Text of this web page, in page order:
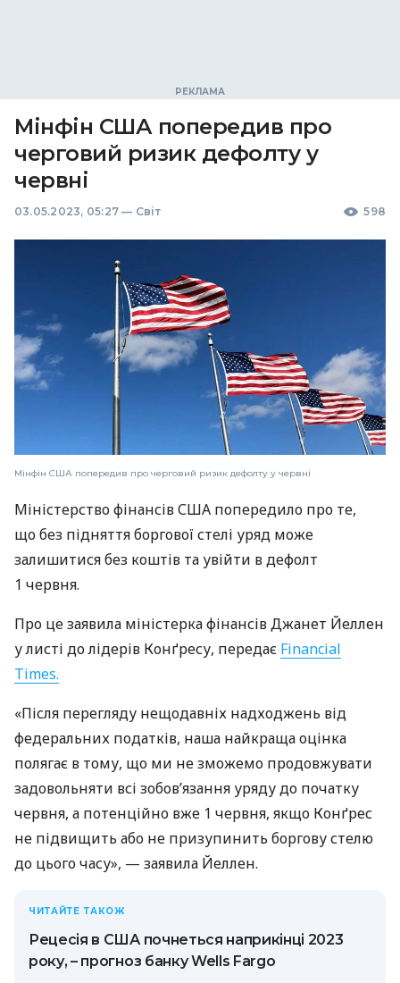
Мінфін США попередив про
черговий ризик дефолту у
червні
03.05.2023, 05:27 — Світ 598
Мінфін США попередив про черговий ризик дефолту у червні
Міністерство фінансів США попередило про те,
що без підняття боргової стелі уряд може
залишитися без коштів та увійти в дефолт
1 червня.
Про це заявила міністерка фінансів Джанет Йеллен
у листі до лідерів Конґресу, передає Financial
Times.
«Після перегляду нещодавніх надходжень від
федеральних податків, наша найкраща оцінка
полягає в тому, що ми не зможемо продовжувати
задовольняти всі зобов’язання уряду до початку
червня, а потенційно вже 1 червня, якщо Конґрес
не підвищить або не призупинить боргову стелю
до цього часу», — заявила Йеллен.
ЧИТАЙТЕ ТАКОЖ
Рецесія в США почнеться наприкінці 2023
року, – прогноз банку Wells Fargo